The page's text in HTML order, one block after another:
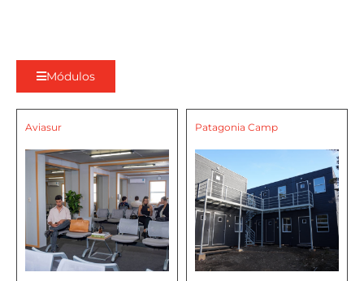
Módulos
Aviasur Patagonia Camp